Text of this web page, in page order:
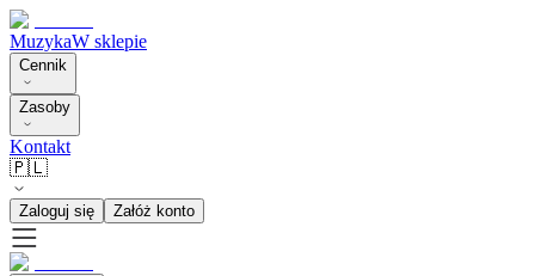
MuzykaW sklepie
Cennik
Zasoby
Kontakt
🇵🇱
Zaloguj się Załóż konto